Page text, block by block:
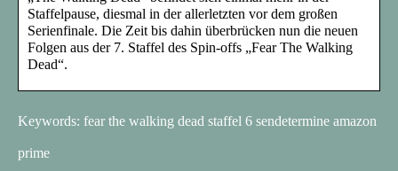
Staffelpause, diesmal in der allerletzten vor dem großen
Serienfinale. Die Zeit bis dahin überbrücken nun die neuen
Folgen aus der 7. Staffel des Spin-offs „Fear The Walking
Dead“.
Keywords: fear the walking dead staffel 6 sendetermine amazon
prime